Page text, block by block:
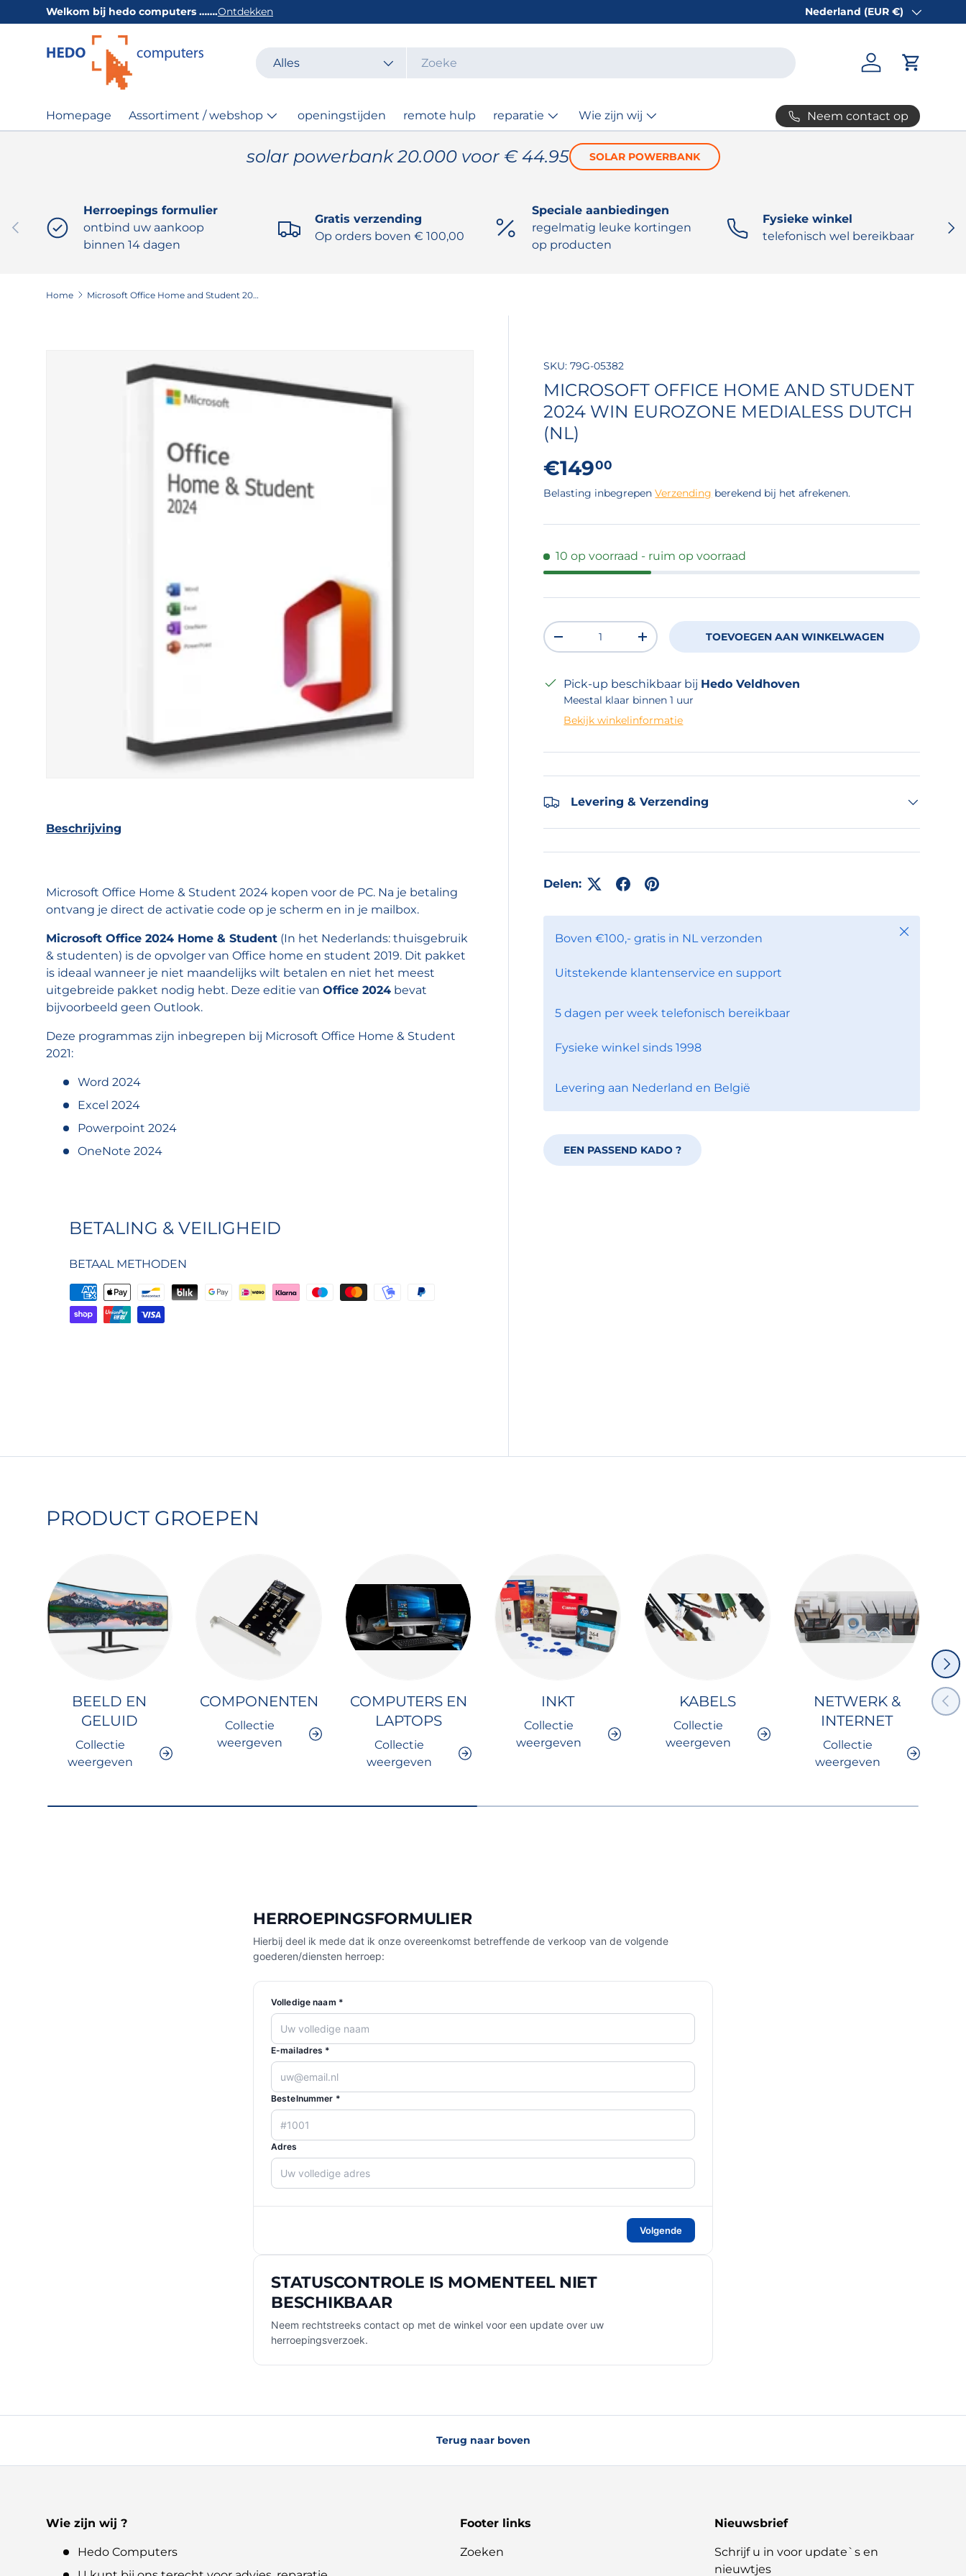
GA NAAR INHOUD
Welkom bij hedo computers …….Ontdekken Land/Regio
Nederland (EUR €)
Zoeken
Productsoort
Alles
Inloggen
Homepage Assortiment / webshop openingstijden remote hulp reparatie Wie zijn wij Neem contact op
solar powerbank 20.000 voor € 44.95 SOLAR POWERBANK
VORIGE
Herroepings formulier
ontbind uw aankoop
binnen 14 dagen
Gratis verzending
Op orders boven € 100,00
Speciale aanbiedingen
regelmatig leuke kortingen
op producten
Fysieke winkel
telefonisch wel bereikbaar
Home Microsoft Office Home and Student 2024 Win EuroZone Medialess Dutch (NL)
GA DIRECT NAAR PRODUCTINFORMATIE
SKU: 79G-05382
MICROSOFT OFFICE HOME AND STUDENT
2024 WIN EUROZONE MEDIALESS DUTCH
(NL)
Reguliere prijs
€14900
Belasting inbegrepenVerzending berekend bij het afrekenen.
10 op voorraad - ruim op voorraad
Aantal
VERLAAG DE HOEVEELHEIDVERHOOG DE HOEVEELHEID
TOEVOEGEN AAN WINKELWAGEN
Pick-up beschikbaar bij Hedo Veldhoven
Meestal klaar binnen 1 uur
Bekijk winkelinformatie
Levering & Verzending
Delen:
Boven €100,- gratis in NL verzonden
Uitstekende klantenservice en support
5 dagen per week telefonisch bereikbaar
Fysieke winkel sinds 1998
Levering aan Nederland en België
Sluiten
EEN PASSEND KADO ?
Beschrijving
Microsoft Office Home & Student 2024 kopen voor de PC. Na je betaling
ontvang je direct de activatie code op je scherm en in je mailbox.
Microsoft Office 2024 Home & Student (In het Nederlands: thuisgebruik
& studenten) is de opvolger van Office home en student 2019. Dit pakket
is ideaal wanneer je niet maandelijks wilt betalen en niet het meest
uitgebreide pakket nodig hebt. Deze editie van Office 2024 bevat
bijvoorbeeld geen Outlook.
Deze programmas zijn inbegrepen bij Microsoft Office Home & Student
2021:
Word 2024
Excel 2024
Powerpoint 2024
OneNote 2024
BETALING & VEILIGHEID
BETAAL METHODEN
PRODUCT GROEPEN
BEELD EN
GELUID
Collectie
weergeven
COMPONENTEN
Collectie
weergeven
COMPUTERS EN
LAPTOPS
Collectie
weergeven
INKT
Collectie
weergeven
KABELS
Collectie
weergeven
NETWERK &
INTERNET
Collectie
weergeven
HERROEPINGSFORMULIER
Hierbij deel ik mede dat ik onze overeenkomst betreffende de verkoop van de volgende
goederen/diensten herroep:
Volledige naam *
E-mailadres *
Bestelnummer *
Adres
Volgende
STATUSCONTROLE IS MOMENTEEL NIET
BESCHIKBAAR
Neem rechtstreeks contact op met de winkel voor een update over uw
herroepingsverzoek.
Terug naar boven
Wie zijn wij ?
Hedo Computers
Footer links
Zoeken
Nieuwsbrief
Schrijf u in voor update`s en
nieuwtjes